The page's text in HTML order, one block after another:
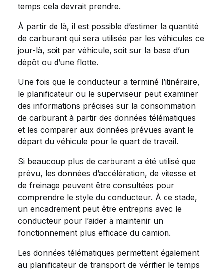
temps cela devrait prendre.
À partir de là, il est possible d’estimer la quantité
de carburant qui sera utilisée par les véhicules ce
jour-là, soit par véhicule, soit sur la base d’un
dépôt ou d’une flotte.
Une fois que le conducteur a terminé l’itinéraire,
le planificateur ou le superviseur peut examiner
des informations précises sur la consommation
de carburant à partir des données télématiques
et les comparer aux données prévues avant le
départ du véhicule pour le quart de travail.
Si beaucoup plus de carburant a été utilisé que
prévu, les données d’accélération, de vitesse et
de freinage peuvent être consultées pour
comprendre le style du conducteur. À ce stade,
un encadrement peut être entrepris avec le
conducteur pour l’aider à maintenir un
fonctionnement plus efficace du camion.
Les données télématiques permettent également
au planificateur de transport de vérifier le temps